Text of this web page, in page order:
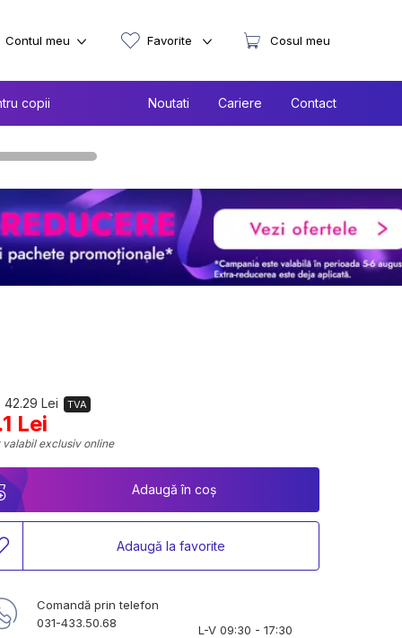
copii Noutati Cariere Contact
Contul meu Favorite Cosul meu
42.29 Lei TVA
Lei
valabil exclusiv online
Adaugă în coș
Adaugă la favorite
Comandă prin telefon
031-433.50.68
L-V 09:30 - 17:30